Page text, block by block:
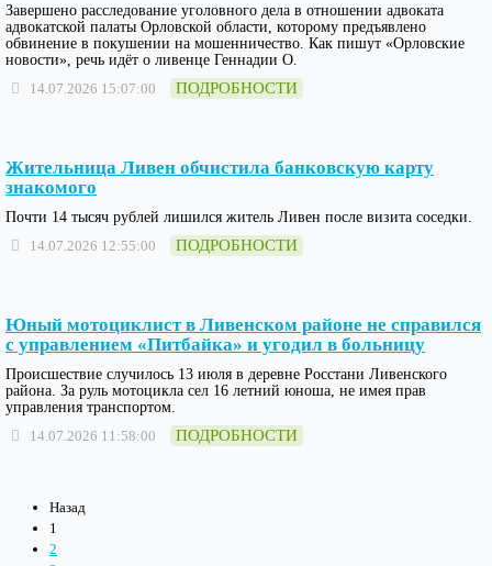
Завершено расследование уголовного дела в отношении адвоката
адвокатской палаты Орловской области, которому предъявлено
обвинение в покушении на мошенничество. Как пишут «Орловские
новости», речь идёт о ливенце Геннадии О.
14.07.2026 15:07:00 ПОДРОБНОСТИ
Жительница Ливен обчистила банковскую карту
знакомого
Почти 14 тысяч рублей лишился житель Ливен после визита соседки.
14.07.2026 12:55:00 ПОДРОБНОСТИ
Юный мотоциклист в Ливенском районе не справился
с управлением «Питбайка» и угодил в больницу
Происшествие случилось 13 июля в деревне Росстани Ливенского
района. За руль мотоцикла сел 16 летний юноша, не имея прав
управления транспортом.
14.07.2026 11:58:00 ПОДРОБНОСТИ
Назад
1
2